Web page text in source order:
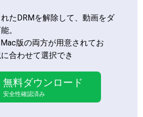
たDRMを解除して、動画をダ
。
版の両方が用意されてお
合わせて選択でき
無料ダウンロード
安全性確認済み